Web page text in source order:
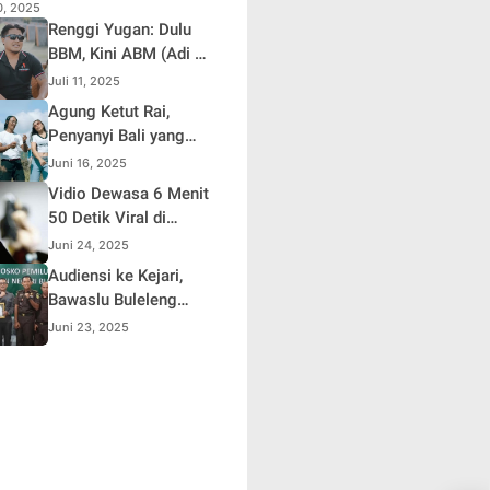
2025
Renggi Yugan: Dulu
BBM, Kini ABM (Adi Be
Mesanding)
Juli 11, 2025
Agung Ketut Rai,
Penyanyi Bali yang
Viral Lewat Lagu
"Timpal Sirep"
Juni 16, 2025
Vidio Dewasa 6 Menit
50 Detik Viral di
Sosmed ,Polisi
Lakukan Penelusuran
Juni 24, 2025
Audiensi ke Kejari,
Bawaslu Buleleng
Apresiasi Sinergi
Juni 23, 2025